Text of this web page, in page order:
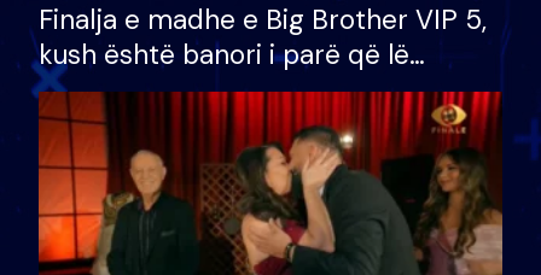
Finalja e madhe e Big Brother VIP 5,
kush është banori i parë që lë
shtëpinë dhe humb mundësinë për
të fituar çmimin e madh